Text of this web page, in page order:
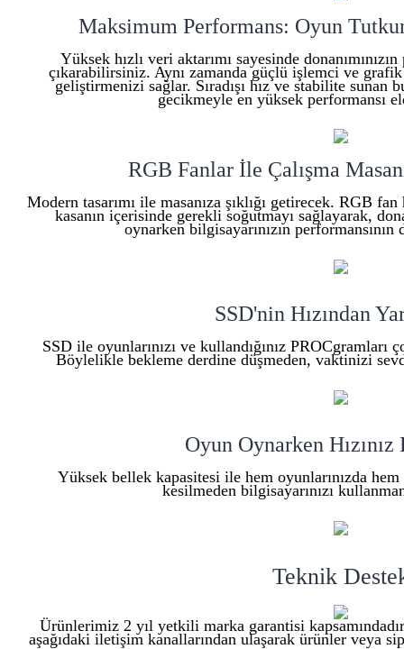
Maksimum Performans: Oyun
Yüksek hızlı veri aktarımı sayesinde
çıkarabilirsiniz. Aynı zamanda güçlü işlemci ve
geliştirmenizi sağlar. Sıradışı hız ve stabilite sunan
gecikmeyle en yüksek performansı
RGB Fanlar İle Çalışma
Modern tasarımı ile masanıza şıklığı getirecek. RGB
kasanın içerisinde gerekli soğutmayı sağlayarak,
oynarken bilgisayarınızın
SSD'nin Hızından
SSD ile oyunlarınızı ve kullandığınız PROCgramları
Böylelikle bekleme derdine düşmeden, vaktinizi
Oyun Oynarken
Yüksek bellek kapasitesi ile hem oyunlarınızda hem
kesilmeden bilgisayarınızı
Teknik
Ürünlerimiz 2 yıl yetkili marka garantisi
aşağıdaki iletişim kanallarından ulaşarak ürünler veya